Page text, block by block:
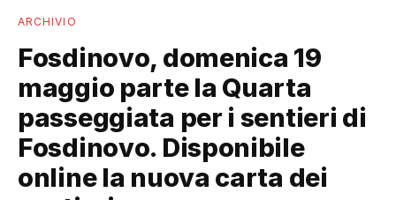
ARCHIVIO
Fosdinovo, domenica 19
maggio parte la Quarta
passeggiata per i sentieri di
Fosdinovo. Disponibile
online la nuova carta dei